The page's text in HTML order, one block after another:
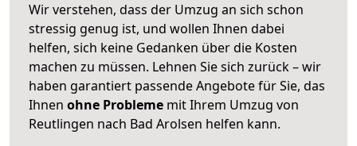
Wir verstehen, dass der Umzug an sich schon
stressig genug ist, und wollen Ihnen dabei
helfen, sich keine Gedanken über die Kosten
machen zu müssen. Lehnen Sie sich zurück – wir
haben garantiert passende Angebote für Sie, das
Ihnen ohne Probleme mit Ihrem Umzug von
Reutlingen nach Bad Arolsen helfen kann.